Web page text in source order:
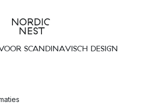
SCANDINAVISCH DESIGN